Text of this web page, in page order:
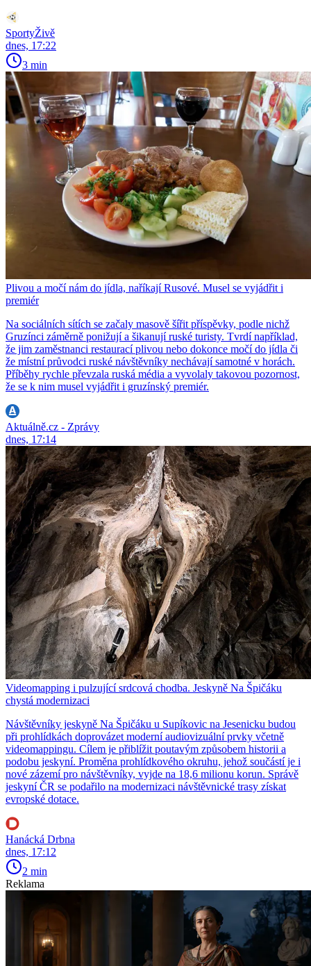
SportyŽivě
dnes, 17:22
3 min
Plivou a močí nám do jídla, naříkají Rusové. Musel se vyjádřit i
premiér
Na sociálních sítích se začaly masově šířit příspěvky, podle nichž
Gruzínci záměrně ponižují a šikanují ruské turisty. Tvrdí například,
že jim zaměstnanci restaurací plivou nebo dokonce močí do jídla či
že místní průvodci ruské návštěvníky nechávají samotné v horách.
Příběhy rychle převzala ruská média a vyvolaly takovou pozornost,
že se k nim musel vyjádřit i gruzínský premiér.
Aktuálně.cz - Zprávy
dnes, 17:14
Videomapping i pulzující srdcová chodba. Jeskyně Na Špičáku
chystá modernizaci
Návštěvníky jeskyně Na Špičáku u Supíkovic na Jesenicku budou
při prohlídkách doprovázet moderní audiovizuální prvky včetně
videomappingu. Cílem je přiblížit poutavým způsobem historii a
podobu jeskyní. Proměna prohlídkového okruhu, jehož součástí je i
nové zázemí pro návštěvníky, vyjde na 18,6 milionu korun. Správě
jeskyní ČR se podařilo na modernizaci návštěvnické trasy získat
evropské dotace.
Hanácká Drbna
dnes, 17:12
2 min
Reklama